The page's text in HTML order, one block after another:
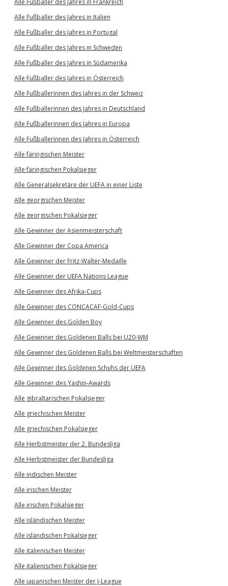
Alle Fußballer des Jahres in Frankreich
Alle Fußballer des Jahres in Italien
Alle Fußballer des Jahres in Portugal
Alle Fußballer des Jahres in Schweden
Alle Fußballer des Jahres in Südamerika
Alle Fußballer des Jahres in Österreich
Alle Fußballerinnen des Jahres in der Schweiz
Alle Fußballerinnen des Jahres in Deutschland
Alle Fußballerinnen des Jahres in Europa
Alle Fußballerinnen des Jahres in Österreich
Alle färingischen Meister
Alle färingischen Pokalsieger
Alle Generalsekretäre der UEFA in einer Liste
Alle georgischen Meister
Alle georgischen Pokalsieger
Alle Gewinner der Asienmeisterschaft
Alle Gewinner der Copa America
Alle Gewinner der Fritz-Walter-Medaille
Alle Gewinner der UEFA Nations League
Alle Gewinner des Afrika-Cups
Alle Gewinner des CONCACAF-Gold-Cups
Alle Gewinner des Golden Boy
Alle Gewinner des Goldenen Balls bei U20-WM
Alle Gewinner des Goldenen Balls bei Weltmeisterschaften
Alle Gewinner des Goldenen Schuhs der UEFA
Alle Gewinner des Yashin-Awards
Alle gibraltarischen Pokalsieger
Alle griechischen Meister
Alle griechischen Pokalsieger
Alle Herbstmeister der 2. Bundesliga
Alle Herbstmeister der Bundesliga
Alle indischen Meister
Alle irischen Meister
Alle irischen Pokalsieger
Alle isländischen Meister
Alle isländischen Pokalsieger
Alle italienischen Meister
Alle italienischen Pokalsieger
Alle japanischen Meister der J-League